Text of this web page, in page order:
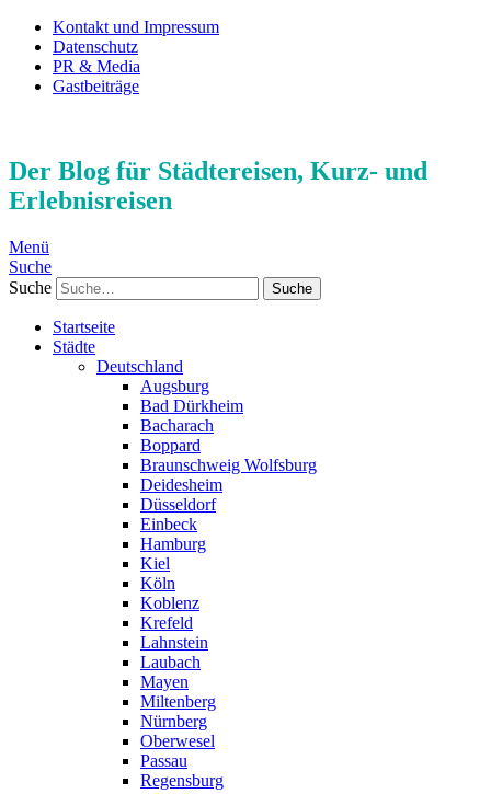
Kontakt und Impressum
Datenschutz
PR & Media
Gastbeiträge
Der Blog für Städtereisen, Kurz- und
Erlebnisreisen
Menü
Suche
Suche
Startseite
Städte
Deutschland
Augsburg
Bad Dürkheim
Bacharach
Boppard
Braunschweig Wolfsburg
Deidesheim
Düsseldorf
Einbeck
Hamburg
Kiel
Köln
Koblenz
Krefeld
Lahnstein
Laubach
Mayen
Miltenberg
Nürnberg
Oberwesel
Passau
Regensburg